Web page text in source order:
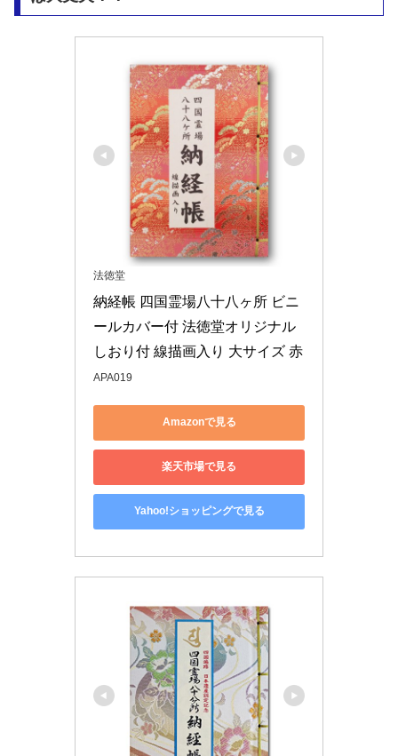
法徳堂
納経帳 四国霊場八十八ヶ所 ビニ
ールカバー付 法徳堂オリジナル
しおり付 線描画入り 大サイズ 赤
APA019
Amazonで見る
楽天市場で見る
Yahoo!ショッピングで見る